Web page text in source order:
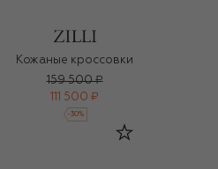
Кожаные кроссовки
159 500 ₽
111 500 ₽
-30%